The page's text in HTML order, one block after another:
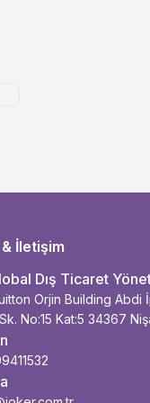
İletişim
Dış Ticaret
Orjin Building Abdi
No:15 Kat:5 34367